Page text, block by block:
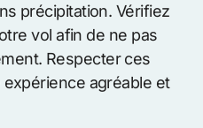
précipitation. Vérifiez
vol afin de ne pas
Respecter ces
agréable et